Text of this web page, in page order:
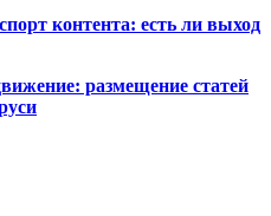
контента: есть ли выход
размещение статей